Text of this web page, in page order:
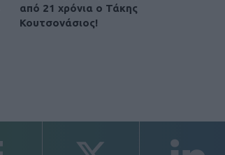
από 21 χρόνια ο Τάκης
Κουτσονάσιος!